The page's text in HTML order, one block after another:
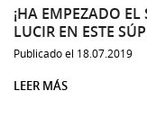
¡HA EMPEZADO
LUCIR EN ESTE
Publicado el 18.07.2019
LEER MÁS